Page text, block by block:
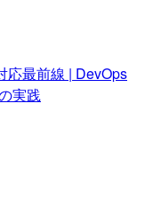
応最前線 | DevOps
実践